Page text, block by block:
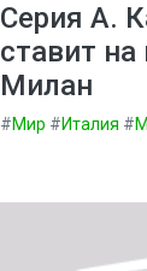
Серия А.
ставит на
Милан
#Мир #Италия #